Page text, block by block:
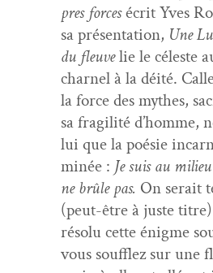
pres forcesécrit Yves
sa présen­ta­tion, Une
du fleuvelie le céleste
char­nel à la déité.
la force des mythes,
sa fragilité d’homme,
lui que la poésie
minée : Je suis au
ne brûle pas. On serait
(peut-être à juste
résolu cette énigme
vous souf­flez sur une